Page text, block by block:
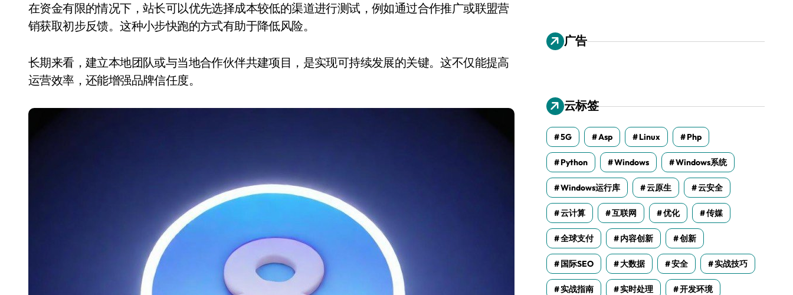
在资金有限的情况下，站长可以优先选择成本较低的渠道进行测试，例如通过合作推广或联盟营
销获取初步反馈。这种小步快跑的方式有助于降低风险。
长期来看，建立本地团队或与当地合作伙伴共建项目，是实现可持续发展的关键。这不仅能提高
运营效率，还能增强品牌信任度。
广告
云标签
5G Asp Linux Php
Python Windows Windows系统
Windows运行库 云原生 云安全
云计算 互联网 优化 传媒
全球支付 内容创新 创新
国际SEO 大数据 安全 实战技巧
实战指南 实时处理 开发环境